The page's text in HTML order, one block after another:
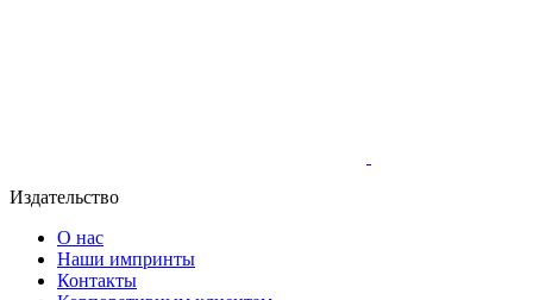
Издательство
О нас
Наши импринты
Контакты